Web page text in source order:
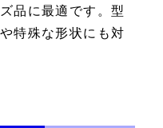
品に最適です。型
特殊な形状にも対